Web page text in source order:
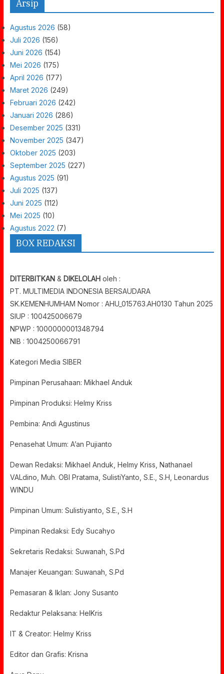
Arsip
Agustus 2026 (58)
Juli 2026 (156)
Juni 2026 (154)
Mei 2026 (175)
April 2026 (177)
Maret 2026 (249)
Februari 2026 (242)
Januari 2026 (286)
Desember 2025 (331)
November 2025 (347)
Oktober 2025 (203)
September 2025 (227)
Agustus 2025 (91)
Juli 2025 (137)
Juni 2025 (112)
Mei 2025 (10)
Agustus 2022 (7)
BOX REDAKSI
DITERBITKAN& DIKELOLAHoleh :
PT. MULTIMEDIA INDONESIA BERSAUDARA
SK.KEMENHUMHAM Nomor : AHU_015763.AH0130 Tahun 2025
SIUP : 100425006679
NPWP : 1000000001348794
NIB : 1004250066791
Kategori Media SIBER
Pimpinan Perusahaan: Mikhael Anduk
Pimpinan Produksi: Helmy Kriss
Pembina: Andi Agustinus
Penasehat Umum: A’an Pujianto
Dewan Redaksi: Mikhael Anduk, Helmy Kriss, Nathanael
VALdino, Muh. OBI Pratama, SulistiYanto, S.E., S.H, Leonardus
WINDU
Pimpinan Umum: Sulistiyanto, S.E., S.H
Pimpinan Redaksi: Edy Sucahyo
Sekretaris Redaksi: Suwanah, S.Pd
Manajer Keuangan: Suwanah, S.Pd
Pemasaran & Iklan: Jony Susanto
Redaktur Pelaksana: HelKris
IT & Creator: Helmy Kriss
Editor dan Grafis: Krisna